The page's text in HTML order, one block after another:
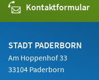
Kontaktformular
STADT PADERBORN
Am Hoppenhof 33
33104 Paderborn